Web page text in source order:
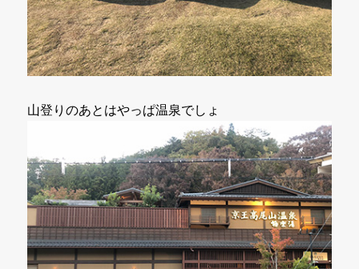
山登りのあとはやっぱ温泉でしょ